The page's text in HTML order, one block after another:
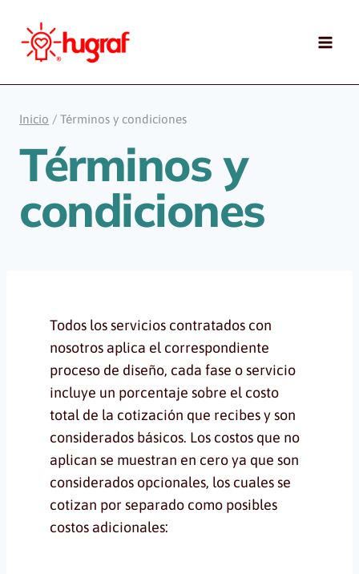
contenido
Inicio / Términos y condiciones
Términos y
condiciones
Todos los servicios contratados con
nosotros aplica el correspondiente
proceso de diseño, cada fase o servicio
incluye un porcentaje sobre el costo
total de la cotización que recibes y son
considerados básicos. Los costos que no
aplican se muestran en cero ya que son
considerados opcionales, los cuales se
cotizan por separado como posibles
costos adicionales: